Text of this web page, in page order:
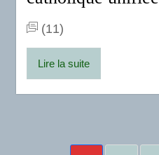
(11)
Lire la suite